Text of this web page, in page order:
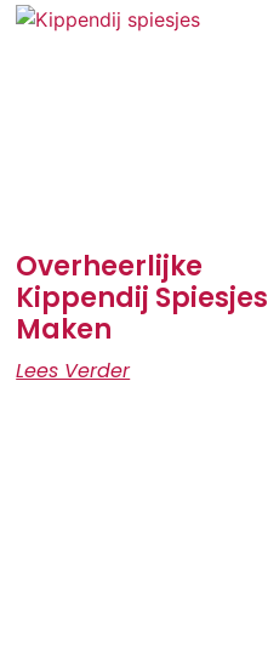
Overheerlijke
Kippendij Spiesjes
Maken
Lees Verder